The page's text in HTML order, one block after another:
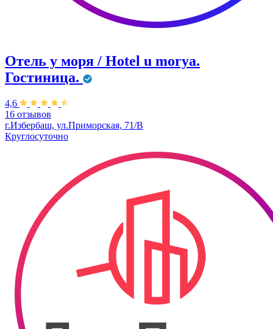
Отель у моря / Hotel u morya.
Гостиница.
4,6
16 отзывов
г.Избербаш, ул.Приморская, 71/В
Круглосуточно